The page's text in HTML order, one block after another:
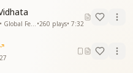
•260 plays• 7:32